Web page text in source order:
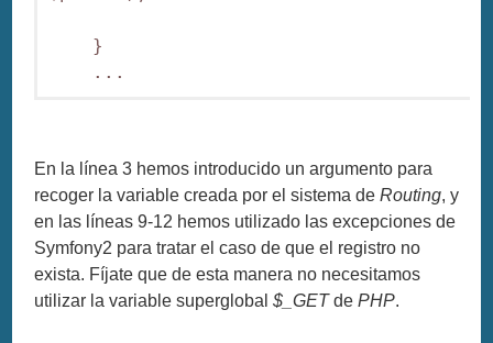
}
...
En la línea 3 hemos introducido un argumento para
recoger la variable creada por el sistema deRouting, y
en las líneas 9-12 hemos utilizado las excepciones de
Symfony2 para tratar el caso de que el registro no
exista. Fíjate que de esta manera no necesitamos
utilizar la variable superglobal$_GETdePHP.